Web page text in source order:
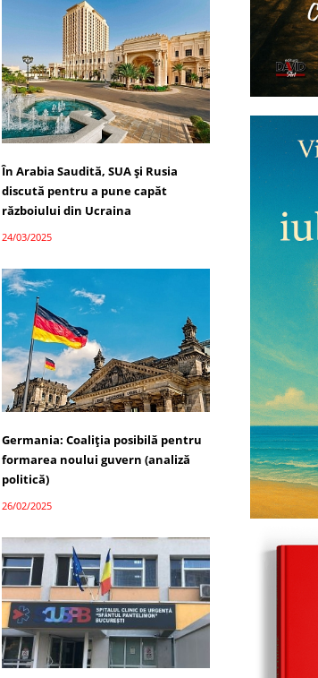
În Arabia Saudită, SUA și Rusia
discută pentru a pune capăt
războiului din Ucraina
24/03/2025
Germania: Coaliția posibilă pentru
formarea noului guvern (analiză
politică)
26/02/2025